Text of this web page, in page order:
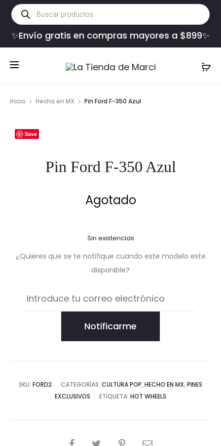
Búsqueda
de
productos
✨Envío gratis en compras mayores a $899✨
Inicio Hecho en MX Pin Ford F-350 Azul
Save
Pin Ford F-350 Azul
Agotado
Sin existencias
¿Quieres que se te notifique cuando este modelo este
disponible?
Notificarme
SKU: FORD2 CATEGORÍAS: CULTURA POP, HECHO EN MX, PINES
EXCLUSIVOS
ETIQUETA: HOT WHEELS
COMPARTIR